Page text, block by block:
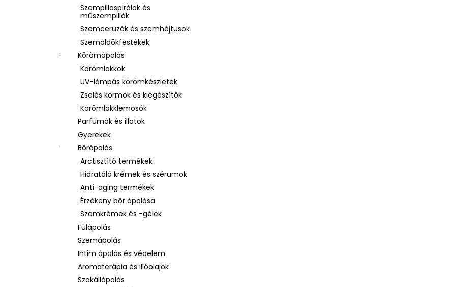
Szempillaspirálok és
műszempillák
Szemceruzák és szemhéjtusok
Szemöldökfestékek
Körömápolás
Körömlakkok
UV-lámpás körömkészletek
Zselés körmök és kiegészítők
Körömlakklemosók
Parfümök és illatok
Gyerekek
Bőrápolás
Arctisztító termékek
Hidratáló krémek és szérumok
Anti-aging termékek
Érzékeny bőr ápolása
Szemkrémek és -gélek
Fülápolás
Szemápolás
Intim ápolás és védelem
Aromaterápia és illóolajok
Szakállápolás